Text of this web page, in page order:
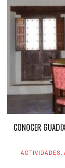
CONOCER
ACTIVIDADES,